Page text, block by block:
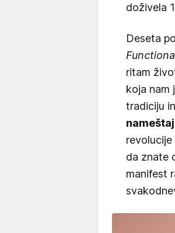
doživela
Deseta
ritam
koja nam
tradiciju
da znate
manifest